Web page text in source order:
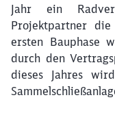
Jahr ein
Projektpartner
ersten Bauphase
durch den
dieses Jahres